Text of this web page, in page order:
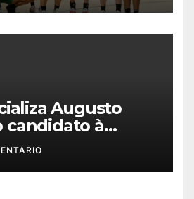
Augusto
candidato à